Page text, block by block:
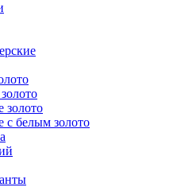
золото
с белым золото